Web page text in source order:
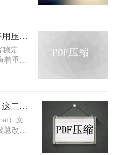
杂图
过邮
影响办
缩小一
难度、
对比
实际
如何压缩pdf？分享二种好用压缩方法！
稳定
着重要
，会
间。
pdf怎么压缩到500k以下？这二种压缩方法你可以轻松学会！
）文
篡改的
能
到了